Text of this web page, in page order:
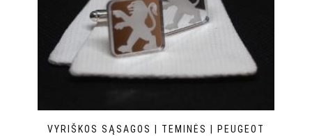
VYRIŠKOS SĄSAGOS | TEMINĖS | PEUGEOT